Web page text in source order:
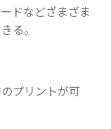
ドなどざまざま
る。
プリントが可